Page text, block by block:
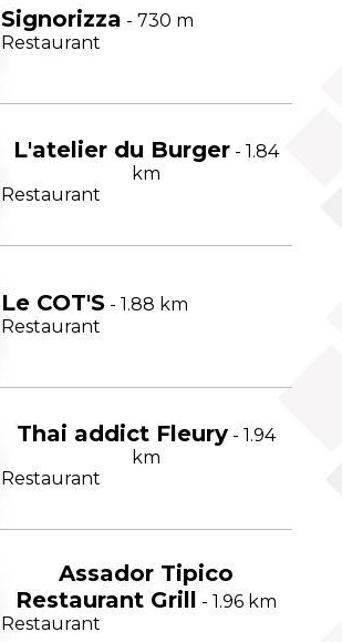
Signorizza - 730 m
Restaurant
L'atelier du Burger - 1.84
km
Restaurant
Le COT'S- 1.88 km
Restaurant
Thai addict Fleury - 1.94
km
Restaurant
Assador Tipico
Restaurant Grill - 1.96 km
Restaurant